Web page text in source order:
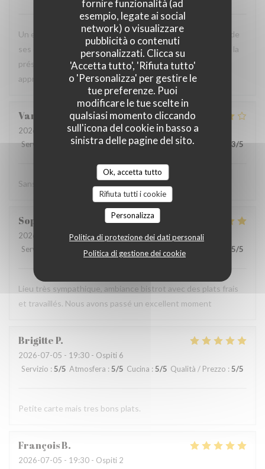
fornire funzionalità (ad
esempio, legate ai social
network) o visualizzare
pubblicità o contenuti
personalizzati. Clicca su
'Accetta tutto', 'Rifiuta tutto'
o 'Personalizza' per gestire le
tue preferenze. Puoi
modificare le tue scelte in
qualsiasi momento cliccando
sull'icona del cookie in basso a
sinistra delle pagine del sito.
Ok, accetta tutto
Rifiuta tutti i cookie
Personalizza
Politica di protezione dei dati personali
Politica di gestione dei cookie
Un excellent ressenti de l'ambiance dans l'équipe, proche de
ses clients et de bons conseils. Les plats sont succulents, la
présentation de l'assiette est parfaite. Les saveurs sont
appréciées. A refaire
Vanessa
2026-07-15
- 19:00 - Ospiti 3
Servizio
Atmosfera : 4/5 Cucina: 4 /5 Qualità / Prezzo 3/5
Sans hésiter
Sophie
2026-07-14
- 20:00 - Ospiti 4
Servizio
Atmosfera 5/5 Cucina /5 Qualità / Prezzo 5/5
Lieu très sympathique, ambiance bistrot avec des plats frais
et travaillés. Nous avons passé un excellent moment
BrigitteP
2026-07-05 - 19:30 - Ospiti 6
Servizio : 5/5 Atmosfera : 5/5 Cucina : 5/5 Qualità / Prezzo : 5/5
Petite carte mais tres bons plats.
FrançoisB
2026-07-05 - 19:30 - Ospiti 2